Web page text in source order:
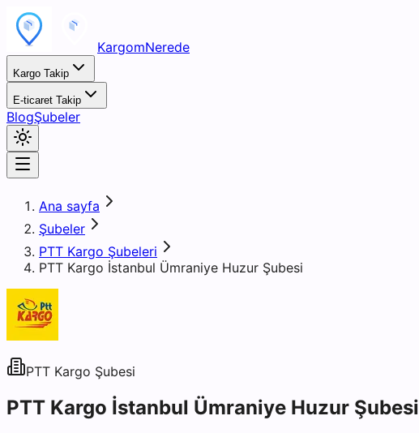
KargomNerede
Kargo Takip
E-ticaret Takip
BlogŞubeler
Ana sayfa
Şubeler
PTT Kargo Şubeleri
PTT Kargo İstanbul Ümraniye Huzur Şubesi
PTT Kargo Şubesi
PTT Kargo İstanbul Ümraniye Huzur Şubesi